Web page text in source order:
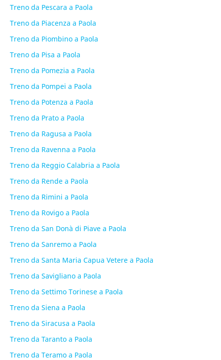
Treno da Pescara a Paola
Treno da Piacenza a Paola
Treno da Piombino a Paola
Treno da Pisa a Paola
Treno da Pomezia a Paola
Treno da Pompei a Paola
Treno da Potenza a Paola
Treno da Prato a Paola
Treno da Ragusa a Paola
Treno da Ravenna a Paola
Treno da Reggio Calabria a Paola
Treno da Rende a Paola
Treno da Rimini a Paola
Treno da Rovigo a Paola
Treno da San Donà di Piave a Paola
Treno da Sanremo a Paola
Treno da Santa Maria Capua Vetere a Paola
Treno da Savigliano a Paola
Treno da Settimo Torinese a Paola
Treno da Siena a Paola
Treno da Siracusa a Paola
Treno da Taranto a Paola
Treno da Teramo a Paola